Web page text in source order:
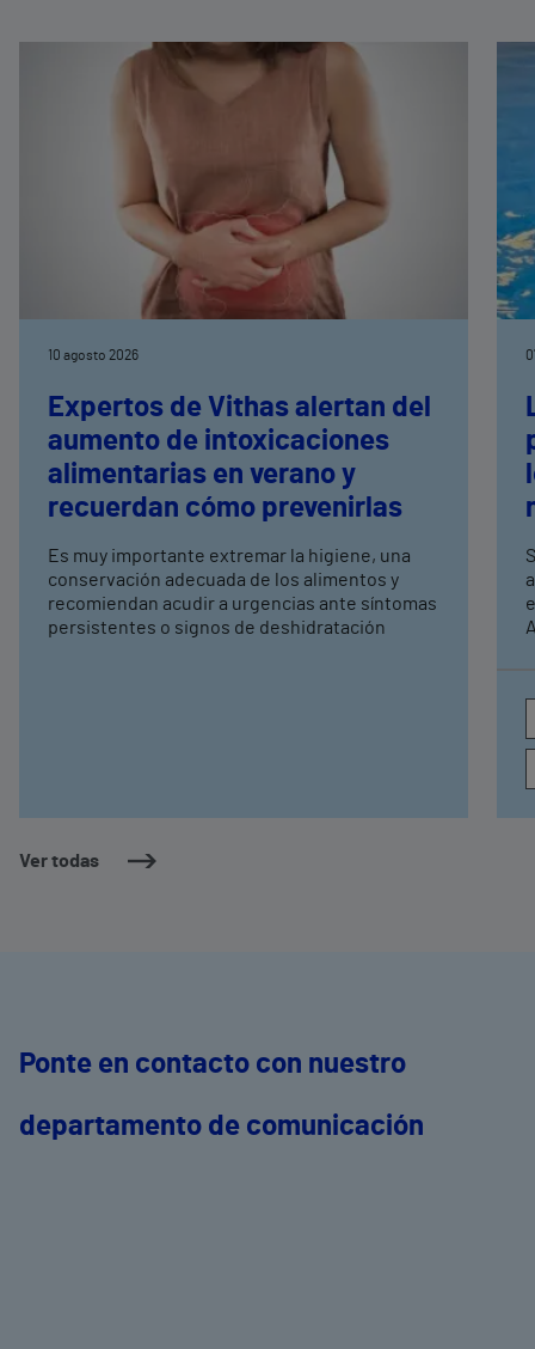
Ver todas
10 agosto 2026
Expertos de Vithas alertan del
aumento de intoxicaciones
alimentarias en verano y
recuerdan cómo prevenirlas
Es muy importante extremar la higiene, una
conservación adecuada de los alimentos y
recomiendan acudir a urgencias ante síntomas
persistentes o signos de deshidratación
Ponte en contacto con nuestro
departamento de comunicación